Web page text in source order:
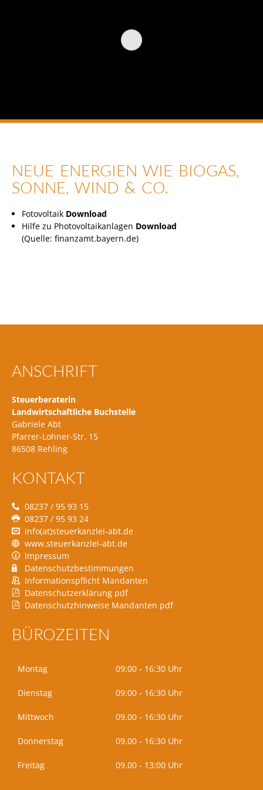
NEUE ENERGIEN WIE BIOGAS,
SONNE, WIND & CO.
Fotovoltaik Download
Hilfe zu Photovoltaikanlagen Download
(Quelle: finanzamt.bayern.de)
ANSCHRIFT
Steuerberaterin
Landwirtschaftliche Buchstelle
Gabriele Abt
Pfarrer-Lohner-Str. 15
86508 Rehling
KONTAKT
08237 / 95 93 15
08237 / 95 93 24
info(at)steuerkanzlei-abt.de
www.steuerkanzlei-abt.de
Impressum
Datenschutzbestimmungen
Informationspflicht Mandanten
Datenschutzerklärung pdf
Datenschutzhinweise Mandanten pdf
BÜROZEITEN
Montag 09:00 - 16:30 Uhr
Dienstag 09:00 - 16:30 Uhr
Mittwoch 09.00 - 16:30 Uhr
Donnerstag 09.00 - 16:30 Uhr
Freitag 09.00 - 13:00 Uhr